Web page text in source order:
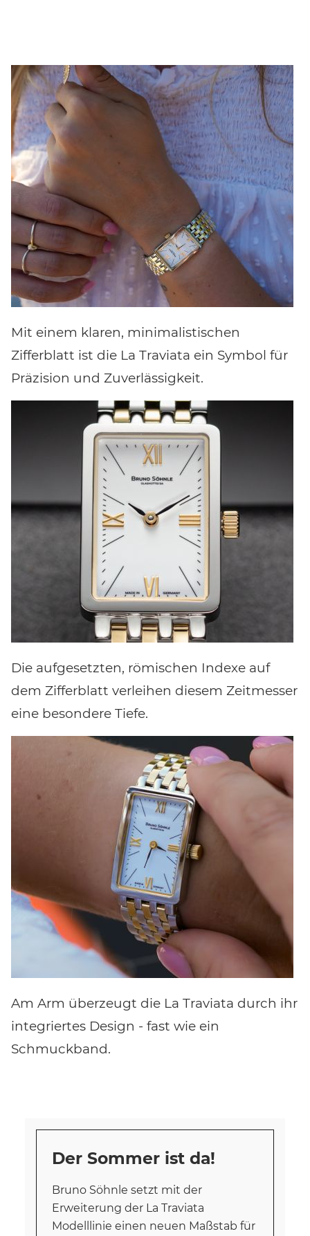
Mit einem klaren, minimalistischen
Zifferblatt ist die La Traviata ein Symbol für
Präzision und Zuverlässigkeit.
Die aufgesetzten, römischen Indexe auf
dem Zifferblatt verleihen diesem Zeitmesser
eine besondere Tiefe.
Am Arm überzeugt die La Traviata durch ihr
integriertes Design - fast wie ein
Schmuckband.
Der Sommer ist da!
Bruno Söhnle setzt mit der
Erweiterung der La Traviata
Modelllinie einen neuen Maßstab für